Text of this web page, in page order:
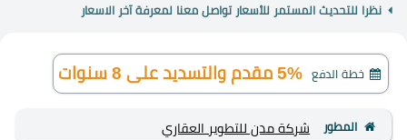
نظرا للتحديث المستمر للأسعار تواصل معنا لمعرفة آخر الاسعار
خطة الدفع 5% مقدم والتسديد على 8 سنوات
المطور شركة مدن للتطوير العقاري